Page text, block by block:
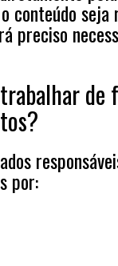
seja
preciso
de
por: